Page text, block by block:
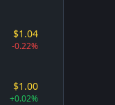
$1.04
-0.22%
$1.00
+0.02%